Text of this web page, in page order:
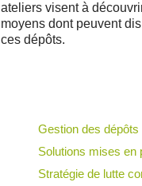
ateliers visent à
moyens dont peuvent
ces dépôts.
Gestion des
Solutions mises en
Stratégie de lutte